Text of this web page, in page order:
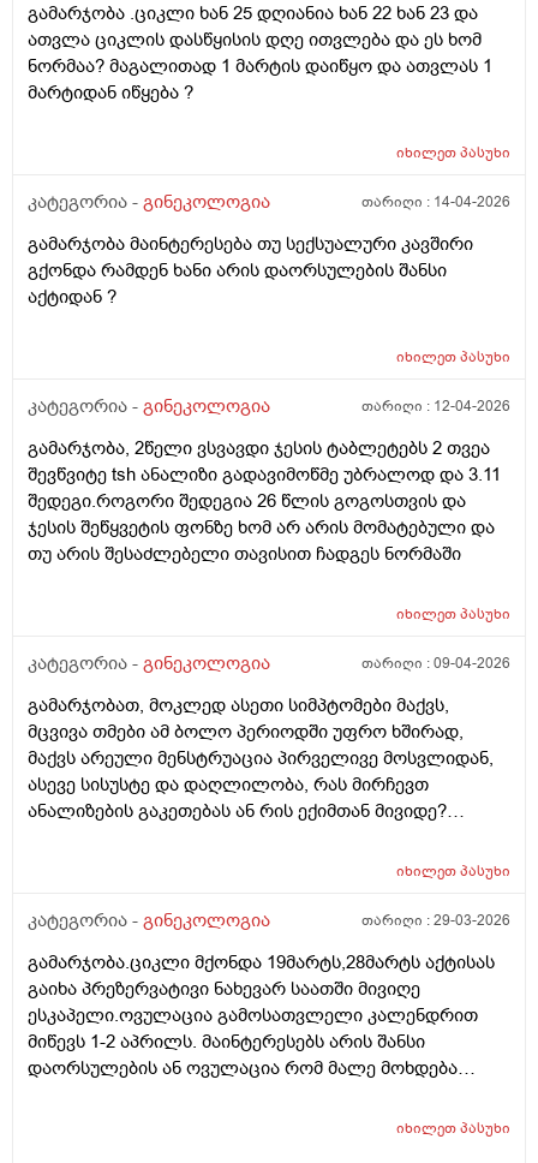
გამარჯობა .ციკლი ხან 25 დღიანია ხან 22 ხან 23 და
ათვლა ციკლის დასწყისის დღე ითვლება და ეს ხომ
ნორმაა? მაგალითად 1 მარტის დაიწყო და ათვლას 1
მარტიდან იწყება ?
იხილეთპასუხი
კატეგორია - გინეკოლოგია თარიღი : 14-04-2026
გამარჯობა მაინტერესება თუ სექსუალური კავშირი
გქონდა რამდენ ხანი არის დაორსულების შანსი
აქტიდან ?
იხილეთპასუხი
კატეგორია - გინეკოლოგია თარიღი : 12-04-2026
გამარჯობა, 2წელი ვსვავდი ჯესის ტაბლეტებს 2 თვეა
შევწვიტე tsh ანალიზი გადავიმოწმე უბრალოდ და 3.11
შედეგი.როგორი შედეგია 26 წლის გოგოსთვის და
ჯესის შეწყვეტის ფონზე ხომ არ არის მომატებული და
თუ არის შესაძლებელი თავისით ჩადგეს ნორმაში
იხილეთპასუხი
კატეგორია - გინეკოლოგია თარიღი :09-04-2026
გამარჯობათ, მოკლედ ასეთი სიმპტომები მაქვს,
მცვივა თმები ამ ბოლო პერიოდში უფრო ხშირად,
მაქვს არეული მენსტრუაცია პირველივე მოსვლიდან,
ასევე სისუსტე და დაღლილობა, რას მირჩევთ
ანალიზების გაკეთებას ან რის ექიმთან მივიდე?
იხილეთპასუხი
კატეგორია - გინეკოლოგია თარიღი :29-03-2026
გამარჯობა.ციკლი მქონდა 19მარტს,28მარტს აქტისას
გაიხა პრეზერვატივი ნახევარ საათში მივიღე
ესკაპელი.ოვულაცია გამოსათვლელი კალენდრით
მიწევს 1-2 აპრილს. მაინტერესებს არის შანსი
დაორსულების ან ოვულაცია რომ მალე მოხდება
კვებაზე მყავს ბავშვი ხშირდ ვერ ვთავაზობ და იქნებ
იხილეთპასუხი